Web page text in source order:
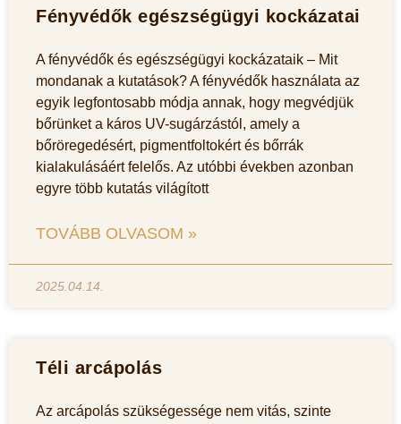
Fényvédők egészségügyi kockázatai
A fényvédők és egészségügyi kockázataik – Mit
mondanak a kutatások? A fényvédők használata az
egyik legfontosabb módja annak, hogy megvédjük
bőrünket a káros UV-sugárzástól, amely a
bőröregedésért, pigmentfoltokért és bőrrák
kialakulásáért felelős. Az utóbbi években azonban
egyre több kutatás világított
TOVÁBB OLVASOM »
2025.04.14.
Téli arcápolás
Az arcápolás szükségessége nem vitás, szinte